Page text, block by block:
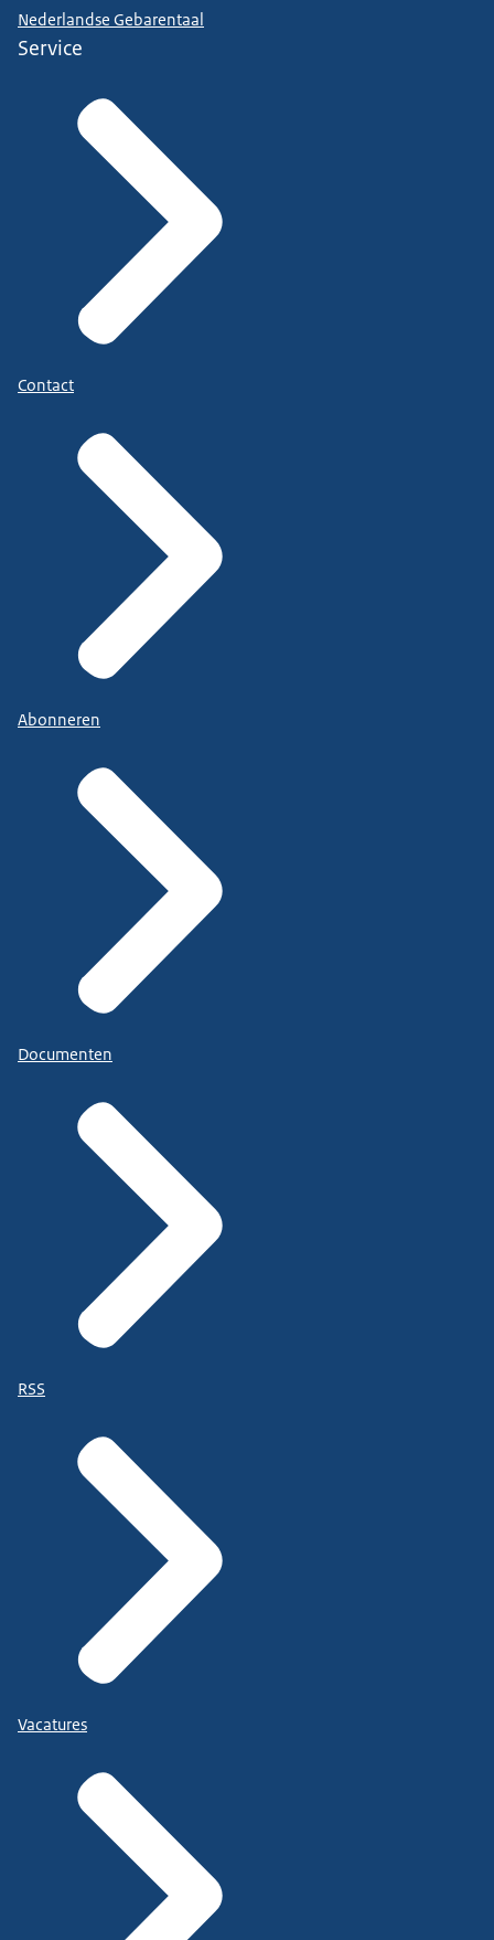
Nederlandse Gebarentaal
Service
Contact
Abonneren
Documenten
RSS
Vacatures